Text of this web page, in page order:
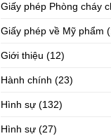
Giấy phép Phòng cháy
Giấy phép về Mỹ phẩm
Giới thiệu (12)
Hành chính (23)
Hình sự (132)
Hình sự (27)